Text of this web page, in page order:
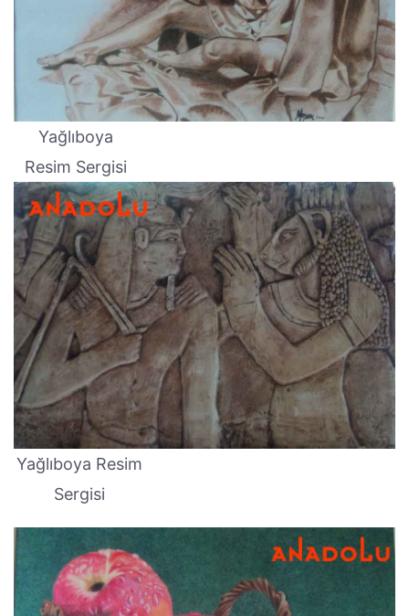
Yağlıboya
Resim Sergisi
Yağlıboya Resim
Sergisi